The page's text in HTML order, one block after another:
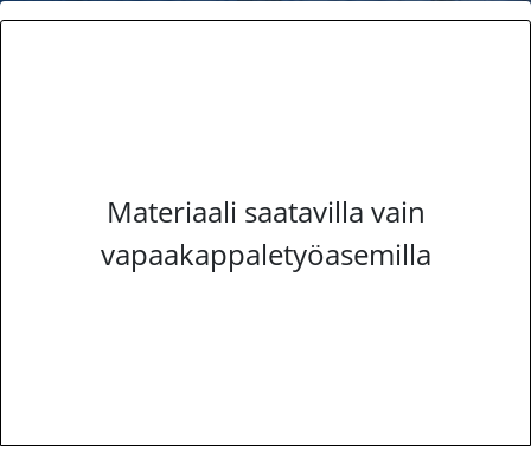
Materiaali saatavilla vain
vapaakappaletyöasemilla